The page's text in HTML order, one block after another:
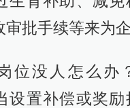
审批手续等来为企
位没人怎么办
设置补偿或奖励